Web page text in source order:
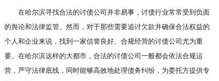
在哈尔滨寻找合法的讨债公司 并非易事，讨债行业常常受到负面
的舆论和法律监管。然而，对于那些需要追讨欠款并确保合法权益的
个人和企业来说，找到一家信誉良好、合规经营的讨债公司尤为重
要。在哈尔滨这样的大都市，合法的讨债公司一般都会依法合规运
营，严守法律底线，同时能够高效地处理债务纠纷，为委托方提供专